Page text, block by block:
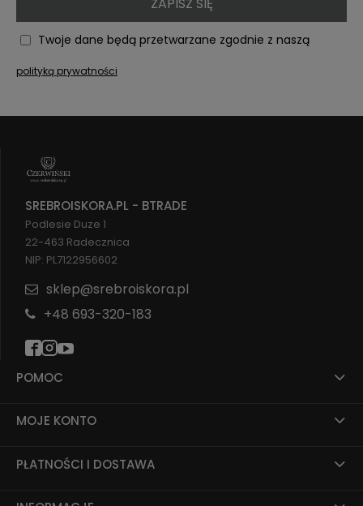
Twoje dane będą przetwarzane zgodnie z naszą
polityką prywatności
POMOC
MOJE KONTO
PŁATNOŚCI I DOSTAWA
SREBROISKORA.PL - BTRADE
Podlesie Duze 1
22-463 Radecznica
NIP: PL7122956602
sklep@srebroiskora.pl
+48 693-320-183